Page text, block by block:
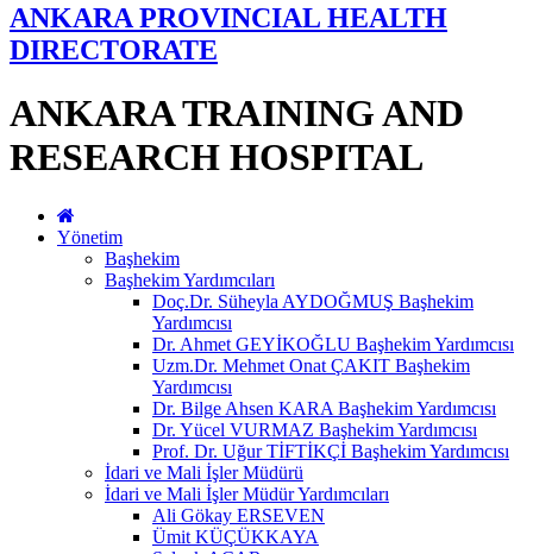
ANKARA PROVINCIAL HEALTH
DIRECTORATE
ANKARA TRAINING AND
RESEARCH HOSPITAL
Yönetim
Başhekim
Başhekim Yardımcıları
Doç.Dr. Süheyla AYDOĞMUŞ Başhekim
Yardımcısı
Dr. Ahmet GEYİKOĞLU Başhekim Yardımcısı
Uzm.Dr. Mehmet Onat ÇAKIT Başhekim
Yardımcısı
Dr. Bilge Ahsen KARA Başhekim Yardımcısı
Dr. Yücel VURMAZ Başhekim Yardımcısı
Prof. Dr. Uğur TİFTİKÇİ Başhekim Yardımcısı
İdari ve Mali İşler Müdürü
İdari ve Mali İşler Müdür Yardımcıları
Ali Gökay ERSEVEN
Ümit KÜÇÜKKAYA